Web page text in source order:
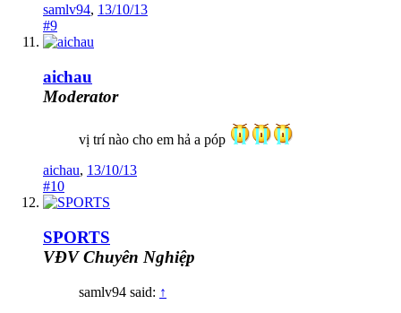
samlv94, 13/10/13
#9
aichau
Moderator
vị trí nào cho em hả a póp
aichau, 13/10/13
#10
SPORTS
VĐV Chuyên Nghiệp
samlv94 said: ↑